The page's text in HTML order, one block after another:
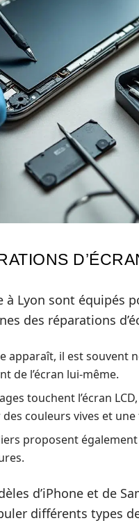
Lyon sont équipés
des réparations
apparaît, il est souvent
de l’écran lui-même.
touchent l’écran
couleurs vives et
proposent
d’iPhone et de
différents types